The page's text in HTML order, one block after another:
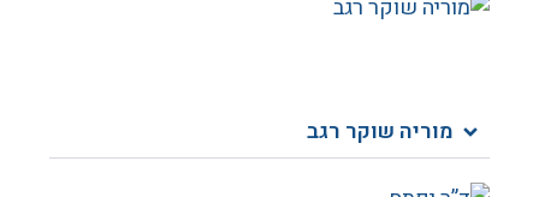
מוריה שוקר רגב​